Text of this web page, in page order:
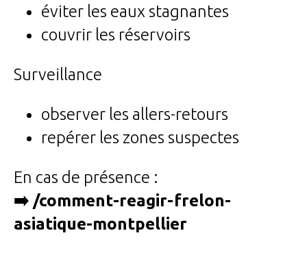
éviter les eaux stagnantes
couvrir les réservoirs
Surveillance
observer les allers-retours
repérer les zones suspectes
En cas de présence :
➡️ /comment-reagir-frelon-
asiatique-montpellier